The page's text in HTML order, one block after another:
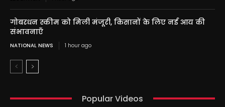
गोबरधन स्कीम को मिली मंजूरी, किसानों के लिए नई आय की
संभावनाएँ
NATIONAL NEWS 1 hour ago
Popular Videos